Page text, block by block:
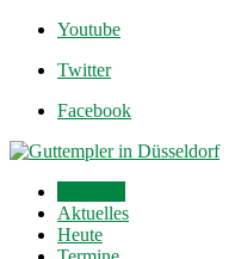
Youtube
Twitter
Facebook
Aktuelles
Heute